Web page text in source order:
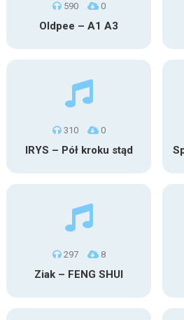
590 0
Oldpee – A1 A3
310 0
IRYS – Pół kroku stąd
297 8
Ziak – FENG SHUI